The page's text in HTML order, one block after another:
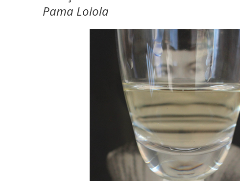
Pama Loiola